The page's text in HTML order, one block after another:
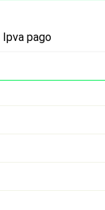
Ipva pago